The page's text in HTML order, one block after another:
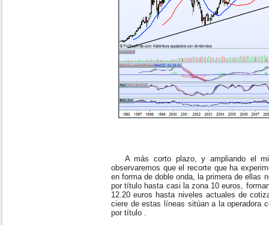
A más corto plazo, y ampliando el
observaremos que el recorte que ha
en forma de doble onda, la primera de ellas
por título hasta casi la zona 10 euros,
12.20 euros hasta niveles actuales de
ciere de estas líneas sitúan a la operadora
por título .